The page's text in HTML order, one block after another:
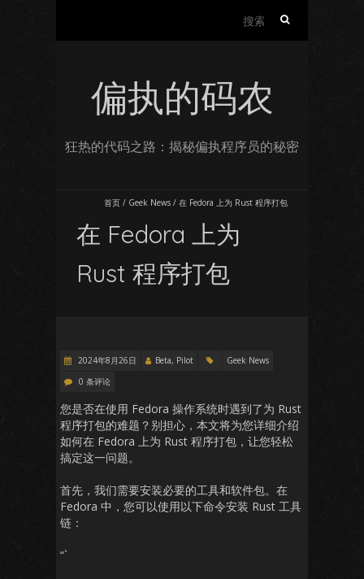
偏执的码农
狂热的代码之路：揭秘偏执程序员的秘密
首页 / Geek News / 在 Fedora 上为 Rust 程序打包
在 Fedora 上为
Rust 程序打包
2024年8月26日 Beta, Pilot
Geek News
0 条评论
您是否在使用 Fedora 操作系统时遇到了为 Rust
程序打包的难题？别担心，本文将为您详细介绍
如何在 Fedora 上为 Rust 程序打包，让您轻松
搞定这一问题。
首先，我们需要安装必要的工具和软件包。在
Fedora 中，您可以使用以下命令安装 Rust 工具
链：
“`